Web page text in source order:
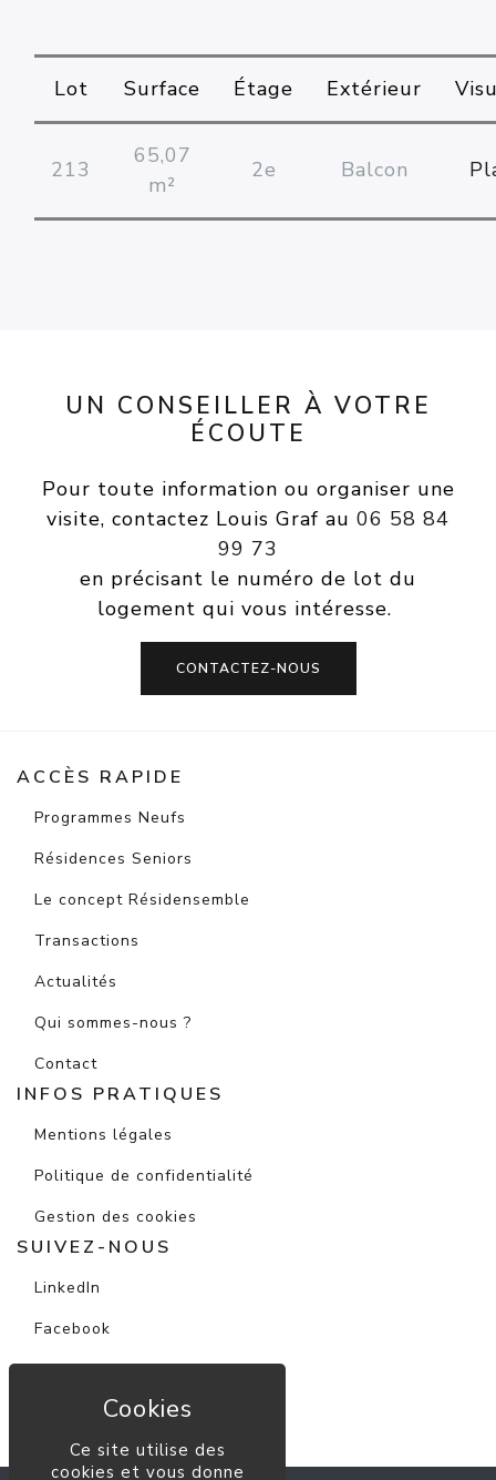
Lot Surface Étage Extérieur
213
65,07
m²
2e Balcon
UN CONSEILLER À VOTRE
ÉCOUTE
Pour toute information ou organiser une
visite, contactez Louis Graf au 06 58 84
99 73
en précisant le numéro de lot du
logement qui vous intéresse.
CONTACTEZ-NOUS
ACCÈS RAPIDE
Programmes Neufs
Résidences Seniors
Le concept Résidensemble
Transactions
Actualités
Qui sommes-nous ?
Contact
INFOS PRATIQUES
Mentions légales
Politique de confidentialité
Gestion des cookies
SUIVEZ-NOUS
LinkedIn
Facebook
Instagram
Ce site utilise des
cookies et vous donne